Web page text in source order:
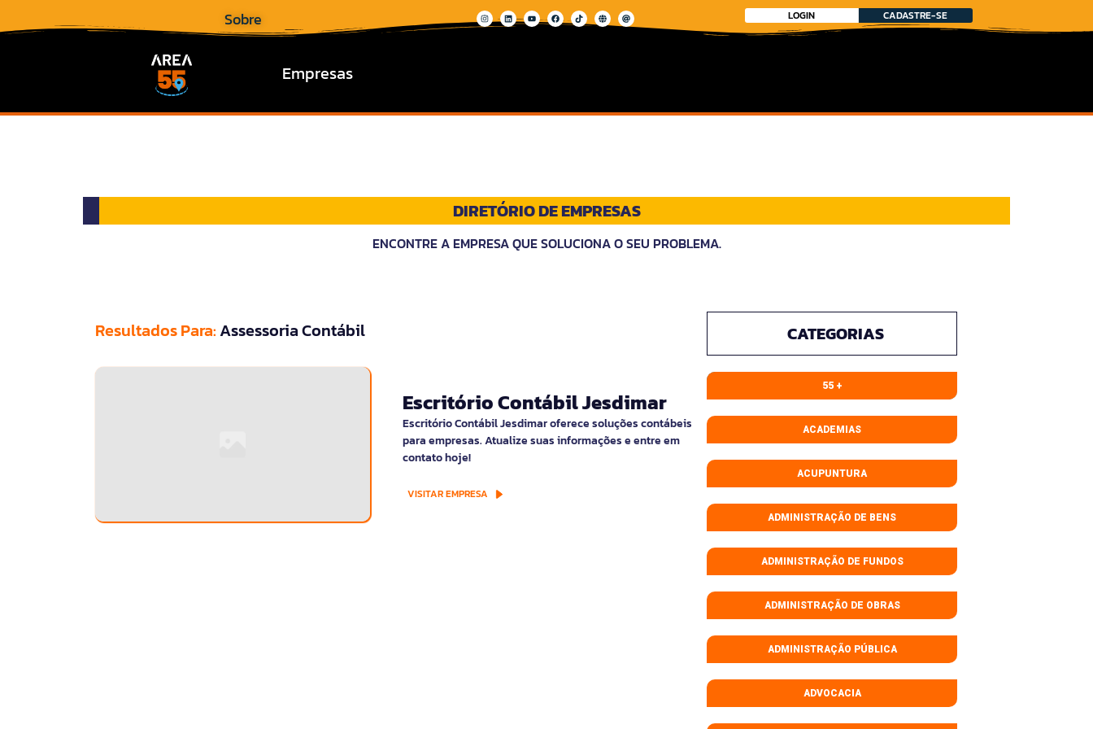
Sobre LOGIN CADASTRE-SE
Empresas
DIRETÓRIO DE EMPRESAS
ENCONTRE A EMPRESA QUE SOLUCIONA O SEU PROBLEMA.
Resultados Para: Assessoria Contábil
Escritório Contábil Jesdimar
Escritório Contábil Jesdimar oferece soluções contábeis
para empresas. Atualize suas informações e entre em
contato hoje!
VISITAR EMPRESA
CATEGORIAS
55 +
ACADEMIAS
ACUPUNTURA
ADMINISTRAÇÃO DE BENS
ADMINISTRAÇÃO DE FUNDOS
ADMINISTRAÇÃO DE OBRAS
ADMINISTRAÇÃO PÚBLICA
ADVOCACIA